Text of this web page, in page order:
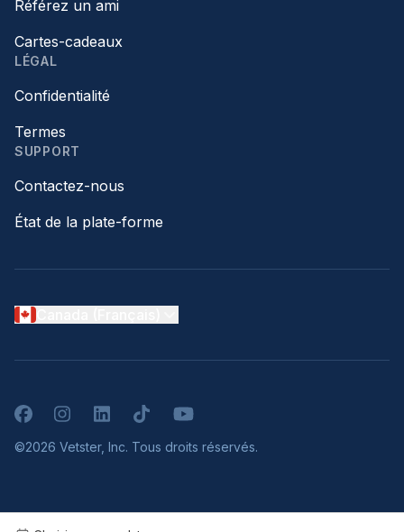
Référez un ami
Cartes-cadeaux
LÉGAL
Confidentialité
Termes
SUPPORT
Contactez-nous
État de la plate-forme
FacebookInstagramLinkedInTikTokYouTube
©2026 Vetster, Inc. Tous droits réservés.